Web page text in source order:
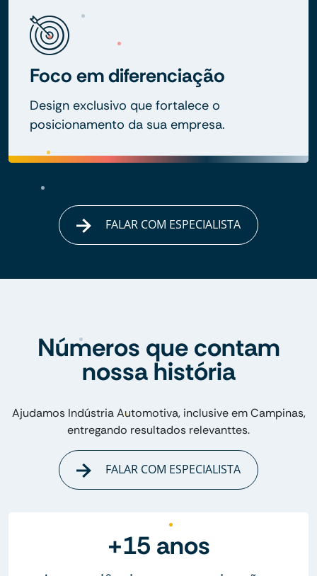
Foco em diferenciação
Design exclusivo que fortalece o
posicionamento da sua empresa.
FALAR COM ESPECIALISTA
Números que contam
nossa história
Ajudamos Indústria Automotiva, inclusive em Campinas,
entregando resultados relevanttes.
FALAR COM ESPECIALISTA
+15 anos